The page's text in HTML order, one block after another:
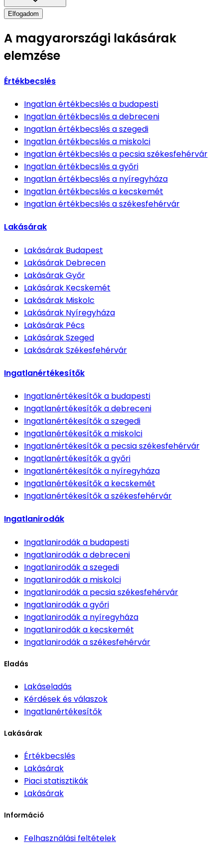
Elfogadom
A magyarországi lakásárak
elemzése
Értékbecslés
Ingatlan értékbecslésa budapesti
Ingatlan értékbecslésa debreceni
Ingatlan értékbecslésa szegedi
Ingatlan értékbecslésa miskolci
Ingatlan értékbecslésa pecsia székesfehérvár
Ingatlan értékbecslésa győri
Ingatlan értékbecslésa nyíregyháza
Ingatlan értékbecslésa kecskemét
Ingatlan értékbecslésa székesfehérvár
Lakásárak
Lakásárak Budapest
Lakásárak Debrecen
LakásárakGyőr
Lakásárak Kecskemét
Lakásárak Miskolc
Lakásárak Nyíregyháza
Lakásárak Pécs
LakásárakSzeged
LakásárakSzékesfehérvár
Ingatlanértékesítők
Ingatlanértékesítőka budapesti
Ingatlanértékesítőka debreceni
Ingatlanértékesítőka szegedi
Ingatlanértékesítőka miskolci
Ingatlanértékesítőka pecsia székesfehérvár
Ingatlanértékesítőka győri
Ingatlanértékesítőka nyíregyháza
Ingatlanértékesítőka kecskemét
Ingatlanértékesítőka székesfehérvár
Ingatlanirodák
Ingatlanirodáka budapesti
Ingatlanirodáka debreceni
Ingatlanirodáka szegedi
Ingatlanirodáka miskolci
Ingatlanirodáka pecsia székesfehérvár
Ingatlanirodáka győri
Ingatlanirodáka nyíregyháza
Ingatlanirodáka kecskemét
Ingatlanirodáka székesfehérvár
Eladás
Lakáseladás
Kérdések és válaszok
Ingatlanértékesítők
Lakásárak
Értékbecslés
Lakásárak
Piaci statisztikák
Lakásárak
Információ
Felhasználási feltételek